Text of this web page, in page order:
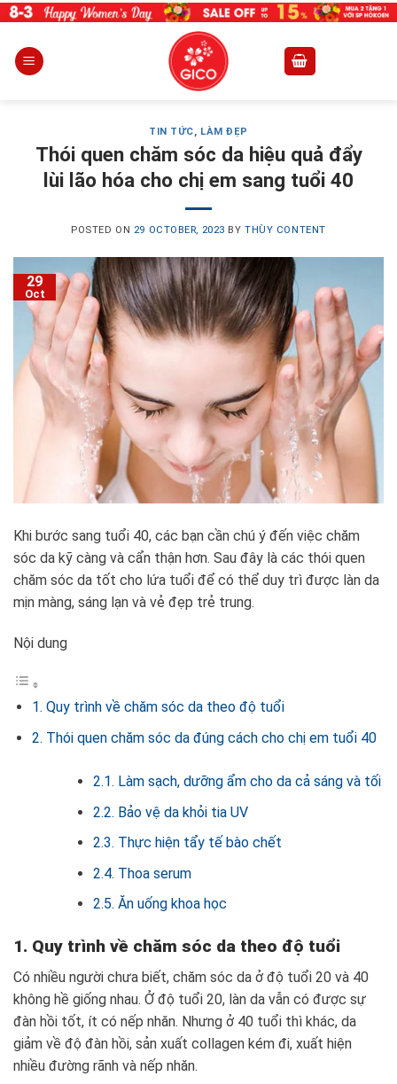
Skip
content
TIN TỨC, LÀM ĐẸP
Thói quen chăm sóc da hiệu quả đẩy
lùi lão hóa cho chị em sang tuổi 40
POSTED ON 29 OCTOBER, 2023 BYTHÙY CONTENT
29
Oct
Khi bước sang tuổi 40, các bạn cần chú ý đến việc chăm
sóc da kỹ càng và cẩn thận hơn. Sau đây là các thói quen
chăm sóc da tốt cho lứa tuổi để có thể duy trì được làn da
mịn màng, sáng lạn và vẻ đẹp trẻ trung.
Nội dung
1. Quy trình về chăm sóc da theo độ tuổi
2. Thói quen chăm sóc da đúng cách cho chị em tuổi 40
2.1. Làm sạch, dưỡng ẩm cho da cả sáng và tối
2.2. Bảo vệ da khỏi tia UV
2.3. Thực hiện tẩy tế bào chết
2.4. Thoa serum
2.5. Ăn uống khoa học
1. Quy trình về chăm sóc da theo độ tuổi
Có nhiều người chưa biết, chăm sóc da ở độ tuổi 20 và 40
không hề giống nhau. Ở độ tuổi 20, làn da vẫn có được sự
đàn hồi tốt, ít có nếp nhăn. Nhưng ở 40 tuổi thì khác, da
giảm về độ đàn hồi, sản xuất collagen kém đi, xuất hiện
nhiều đường rãnh và nếp nhăn.